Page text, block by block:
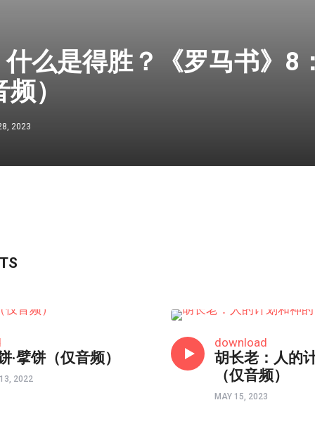
么是得胜？《罗马书》8
）
2023
·擘饼（仅音频）
2022
download
胡长老：人的
（仅音频）
MAY 15, 2023